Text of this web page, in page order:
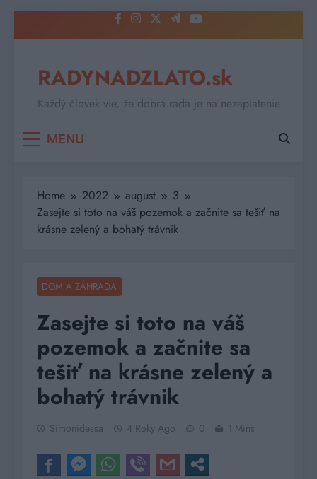
to
RADYNADZLATO.sk
Každý človek vie, že dobrá rada je na nezaplatenie
MENU
Home 2022 august
3
Zasejte si toto na váš pozemok a začnite sa tešiť na
krásne zelený a bohatý trávnik
DOM A ZÁHRADA
Zasejte si toto na váš
pozemok a začnite sa
tešiť na krásne zelený a
bohatý trávnik
Simonidessa 4 Roky Ago 0 1 Mins